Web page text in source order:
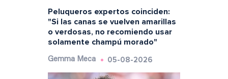
Peluqueros expertos coinciden:
"Si las canas se vuelven amarillas
o verdosas, no recomiendo usar
solamente champú morado"
Gemma Meca 05-08-2026